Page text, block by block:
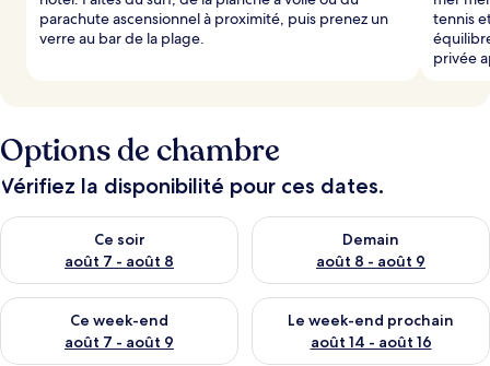
parachute ascensionnel à proximité, puis prenez un
verre au bar de la plage.
tennis
privée
Options de chambre
Vérifiez la disponibilité pour ces dates.
Ce soir
août 7 - août 8
Vérifier la disponibilité pour ce soir août 7 - août 8
Demain
août 8 - août 9
Vérifier la disponibilité pour
Ce week-end
août 7 - août 9
Vérifier la disponibilité pour ce week-end août 7 - août 9
Le week-end prochain
août 14 - août 16
Vérifier la disponibilité pour